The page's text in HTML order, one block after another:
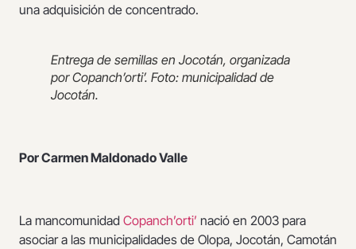
una adquisición de concentrado.
Entrega de semillas en Jocotán, organizada
por Copanch’orti’. Foto: municipalidad de
Jocotán.
Por Carmen Maldonado Valle
La mancomunidad Copanch’orti’ nació en 2003 para
asociar a las municipalidades de Olopa, Jocotán, Camotán